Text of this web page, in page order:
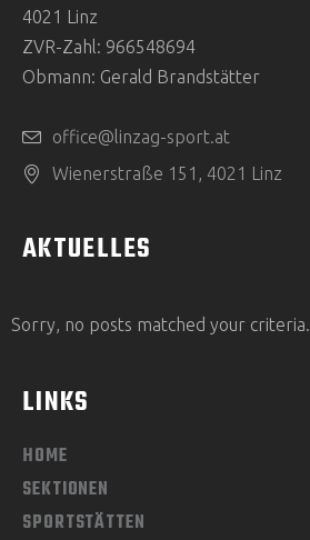
4021 Linz
ZVR-Zahl: 966548694
Obmann: Gerald Brandstätter
office@linzag-sport.at
Wienerstraße 151, 4021 Linz
AKTUELLES
Sorry, no posts matched your criteria.
LINKS
HOME
SEKTIONEN
SPORTSTÄTTEN